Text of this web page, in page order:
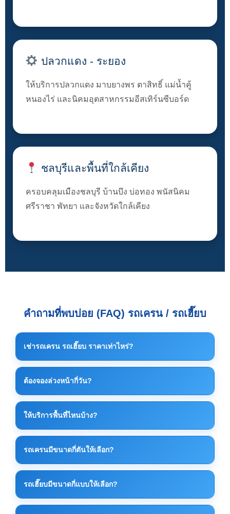
ปลวกแดง - ระยอง
ให้บริการปลวกแดง มาบยางพร ตาสิทธิ์ แม่น้ำคู้
หนองไร่ และนิคมอุตสาหกรรมอีสเทิร์นซีบอร์ด
ชลบุรีและพื้นที่ใกล้เคียง
ครอบคลุมเมืองชลบุรี บ้านบึง บ่อทอง พนัสนิคม
ศรีราชา พัทยา และจังหวัดใกล้เคียง
คำถามที่พบบ่อย (FAQ) รถเครน / รถเฮี๊ยบ
เช่ารถเครน รถเฮี๊ยบ ราคาเท่าไหร่?
และหน้างานจริง โดยทั่วไป รถเครนเริ่มต้นประมาณ
7,500 บาท/วัน และรถเฮี๊ยบเริ่มต้นประมาณ 5,000 บาท/
วัน แนะนำให้ติดต่อเพื่อประเมินราคาที่เหมาะสมที่สุด
ต้องจองล่วงหน้ากี่วัน?
ควรจองล่วงหน้าอย่างน้อย 1–3 วัน เพื่อจัดคิวรถและ
เตรียมอุปกรณ์ให้เหมาะสมกับงาน แต่กรณีงานด่วน
สามารถสอบถามได้ทันที
ให้บริการพื้นที่ไหนบ้าง?
ฉบัง และพื้นที่นิคมอุตสาหกรรมใกล้เคียง
รถเครนมีขนาดกี่ตันให้เลือก?
มีหลายขนาดตั้งแต่ 10 ตัน 20 ตัน 30 ตัน ไปจนถึงเครน
ขนาดใหญ่สำหรับงานอุตสาหกรรม ทั้งนี้ขึ้นอยู่กับลักษณะ
งาน
รถเฮี๊ยบมีขนาดกี่แบบให้เลือก?